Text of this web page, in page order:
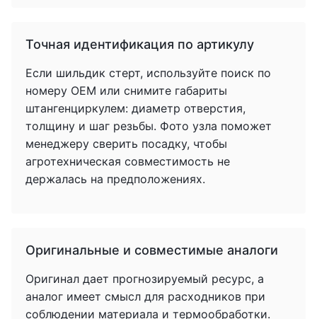
Точная идентификация по артикулу
Если шильдик стерт, используйте поиск по
номеру OEM или снимите габариты
штангенциркулем: диаметр отверстия,
толщину и шаг резьбы. Фото узла поможет
менеджеру сверить посадку, чтобы
агротехническая совместимость не
держалась на предположениях.
Оригинальные и совместимые аналоги
Оригинал дает прогнозируемый ресурс, а
аналог имеет смысл для расходников при
соблюдении материала и термообработки.